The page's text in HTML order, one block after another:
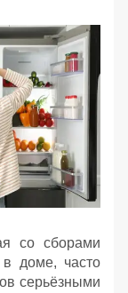
со сборами
доме, часто
серьёзными